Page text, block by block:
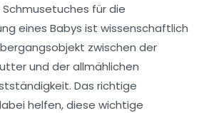
für die
eines Babys ist wissenschaftlich
zwischen der
und der allmählichen
Das richtige
helfen, diese wichtige